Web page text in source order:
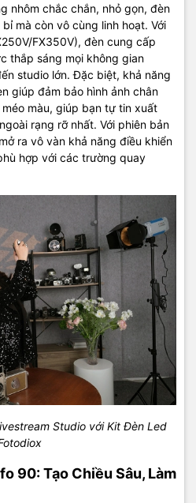
nhôm chắc chắn, nhỏ gọn, đèn
mà còn vô cùng linh hoạt. Với
FX350V), đèn cung cấp
thắp sáng mọi không gian
studio lớn. Đặc biệt, khả năng
giúp đảm bảo hình ảnh chân
màu, giúp bạn tự tin xuất
rạng rỡ nhất. Với phiên bản
ra vô vàn khả năng điều khiển
hợp với các trường quay
Studio với Kit Đèn Led
90: Tạo Chiều Sâu, Làm